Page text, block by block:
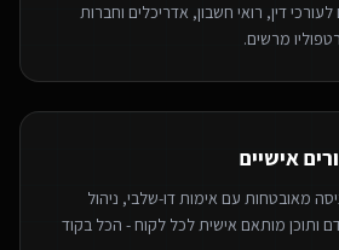
לעורכי דין, רואי חשבון, אדריכלים וחברות
מרשים.
אישיים
מאובטחות עם אימות דו-שלבי, ניהול
מותאם אישית לכל לקוח - הכל בקוד